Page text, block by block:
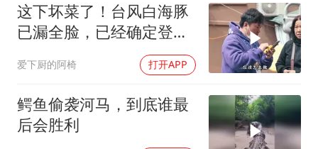
这下坏菜了！台风白海豚
已漏全脸，已经确定登陆
爱下厨的阿椅 打开APP
鳄鱼偷袭河马，到底谁最
后会胜利